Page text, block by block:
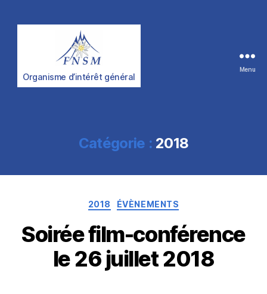
FNSM
Organisme d’intérêt général
Menu
Catégorie : 2018
Catégories
2018 ÉVÈNEMENTS
Soirée film-conférence
le 26 juillet 2018